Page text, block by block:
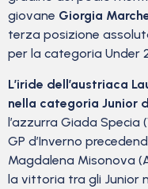
giovane Giorgia
terza posizione
per la categoria Under
L’iride dell’austriaca
nella categoria Junior
l’azzurra Giada
GP d’Inverno
Magdalena Misonova
la vittoria tra gli Junior